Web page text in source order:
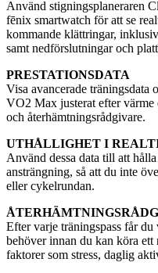
Använd stigningsplaneraren
fēnix smartwatch för att se
kommande klättringar,
samt nedförslutningar och
PRESTATIONSDATA
Visa avancerade träningsdata
VO2 Max justerat efter
och återhämtningsrådgivare.
UTHÅLLIGHET I
Använd dessa data till att
ansträngning, så att du inte
eller cykelrundan.
Efter varje träningspass får
behöver innan du kan köra ett
faktorer som stress, daglig